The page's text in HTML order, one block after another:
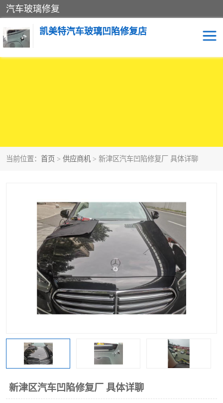
汽车玻璃修复
凯美特汽车玻璃凹陷修复店
当前位置： 首页 > 供应商机 > 新津区汽车凹陷修复厂 具体详聊
新津区汽车凹陷修复厂 具体详聊